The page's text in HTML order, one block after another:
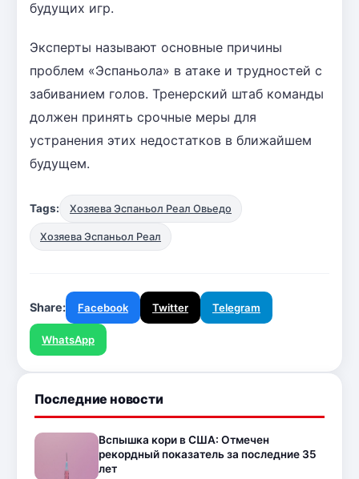
будущих игр.
Эксперты называют основные причины
проблем «Эспаньола» в атаке и трудностей с
забиванием голов. Тренерский штаб команды
должен принять срочные меры для
устранения этих недостатков в ближайшем
будущем.
Tags: Хозяева Эспаньол Реал Овьедо
Хозяева Эспаньол Реал
Share: Facebook Twitter Telegram
WhatsApp
Последние новости
Вспышка кори в США: Отмечен
рекордный показатель за последние 35
лет